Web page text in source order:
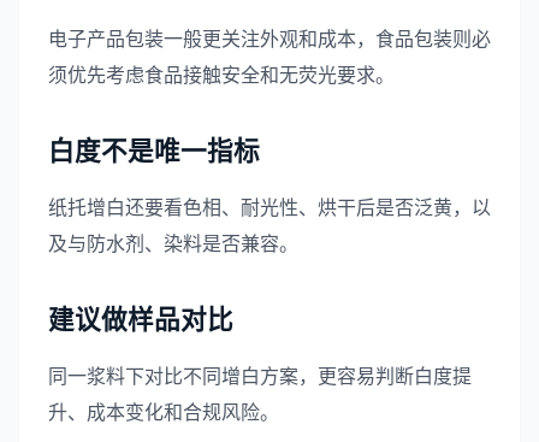
电子产品包装一般更关注外观和成本，食品包装则必
须优先考虑食品接触安全和无荧光要求。
白度不是唯一指标
纸托增白还要看色相、耐光性、烘干后是否泛黄，以
及与防水剂、染料是否兼容。
建议做样品对比
同一浆料下对比不同增白方案，更容易判断白度提
升、成本变化和合规风险。